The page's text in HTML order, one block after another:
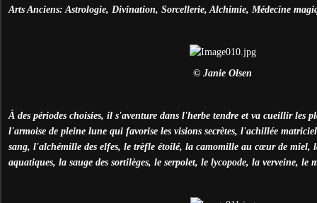
Arts Anciens: Astrologie, Divination, Sorcellerie, Alchimie, Médecine
© Janie Olsen
À des périodes choisies, il s'aventure dans l'herbe tendre et va cueillir les
l'armoise de pleine lune qui favorise les visions secrètes, l'achillée
sang, l'alchémille des elfes, le trèfle étoilé, la camomille au cœur de miel,
aquatiques, la sauge des sortilèges, le serpolet, le lycopode, la verveine,